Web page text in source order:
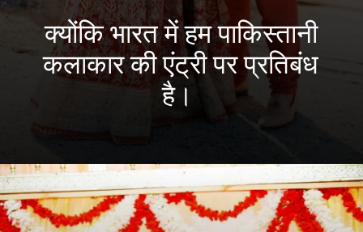
क्योंकि भारत में हम पाकिस्तानी
कलाकार की एंट्री पर प्रतिबंध
है।